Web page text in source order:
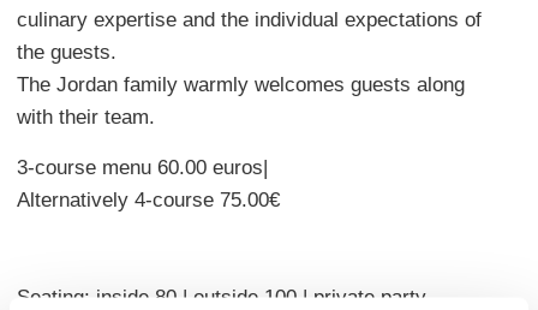
culinary expertise and the individual expectations of
the guests.
The Jordan family warmly welcomes guests along
with their team.
3-course menu 60.00 euros|
Alternatively 4-course 75.00€
Seating: inside 80 | outside 100 | private party